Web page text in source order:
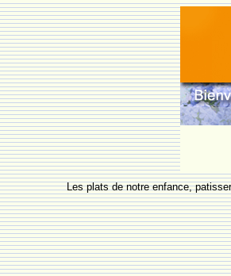
Les plats de notre enfance,